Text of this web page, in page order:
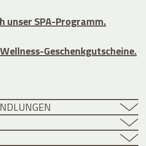
unser SPA-Programm.
Geschenkgutscheine.